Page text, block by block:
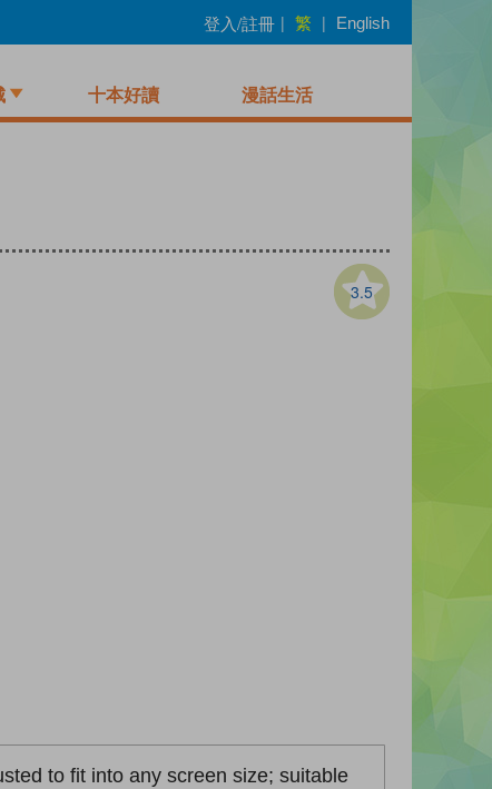
登入/註冊 | 繁 | English
十本好讀 漫話生活
3.5
to fit into any screen size; suitable